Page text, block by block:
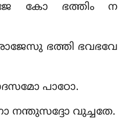
കോ ഭത്തിം ന
ഭത്തി ഭവഭവേ
പാഠോ.
നന്തുസദ്ദോ വുച്ചതേ.